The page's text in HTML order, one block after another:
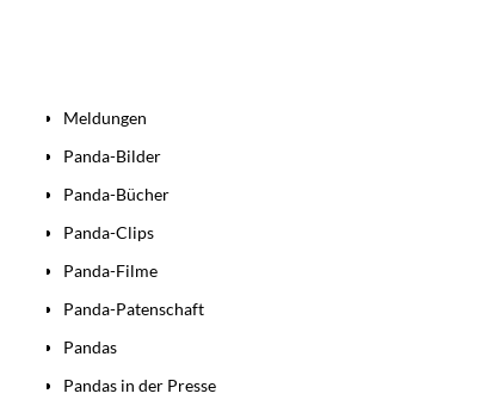
Meldungen
Panda-Bilder
Panda-Bücher
Panda-Clips
Panda-Filme
Panda-Patenschaft
Pandas
Pandas in der Presse